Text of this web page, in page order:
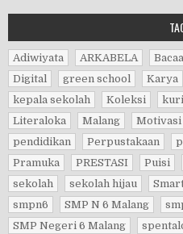
Adiwiyata ARKABELA
Digital
green school Karya
kepala sekolah
Koleksi
Literaloka
Malang Motivasi
pendidikan
Perpustakaan
Pramuka
PRESTASI Puisi
sekolah
sekolah hijau
smpn6
SMP N 6 Malang
SMP Negeri 6 Malang